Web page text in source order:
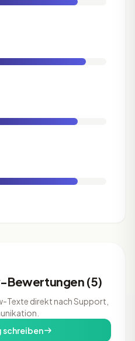
Bewertungen (5)
Texte direkt nach Support,
schreiben